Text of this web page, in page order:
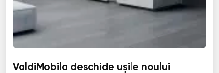
ValdiMobila deschide ușile noului